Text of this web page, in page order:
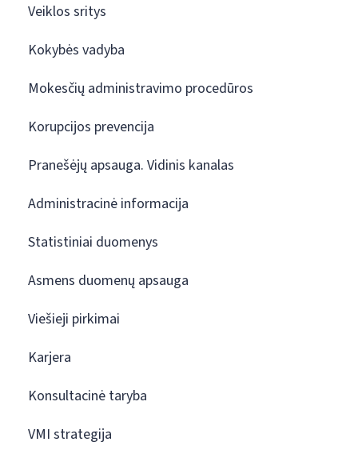
Veiklos sritys
Kokybės vadyba
Mokesčių administravimo procedūros
Korupcijos prevencija
Pranešėjų apsauga. Vidinis kanalas
Administracinė informacija
Statistiniai duomenys
Asmens duomenų apsauga
Viešieji pirkimai
Karjera
Konsultacinė taryba
VMI strategija